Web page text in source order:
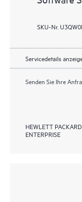
SKU-Nr.
Servicedetails
Senden Sie Ihre
HEWLETT PACKARD
ENTERPRISE